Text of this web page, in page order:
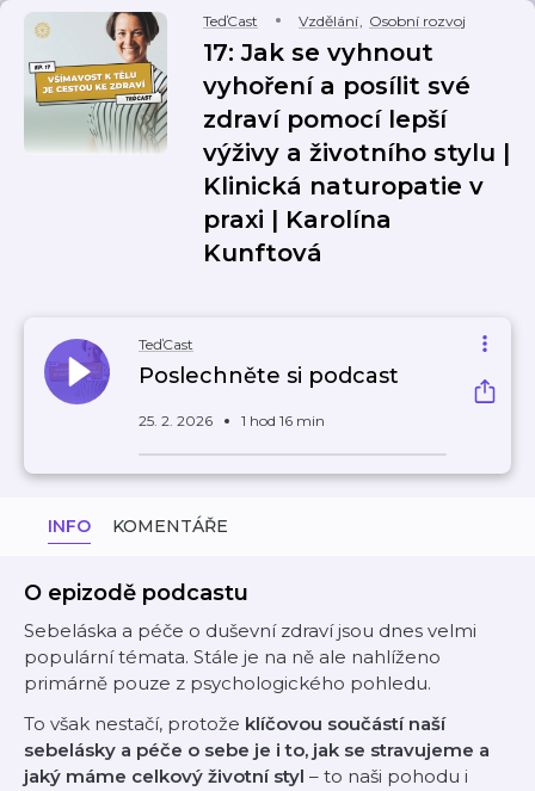
TeďCast Vzdělání, Osobní rozvoj
17: Jak se vyhnout
vyhoření a posílit své
zdraví pomocí lepší
výživy a životního stylu |
Klinická naturopatie v
praxi | Karolína
Kunftová
TeďCast
Poslechněte si podcast
25. 2. 2026 1 hod 16 min
INFO KOMENTÁŘE
O epizodě podcastu
Sebeláska a péče o duševní zdraví jsou dnes velmi
populární témata. Stále je na ně ale nahlíženo
primárně pouze z psychologického pohledu.
To však nestačí, protože klíčovou součástí naší
sebelásky a péče o sebe je i to, jak se stravujeme a
jaký máme celkový životní styl – to naši pohodu i